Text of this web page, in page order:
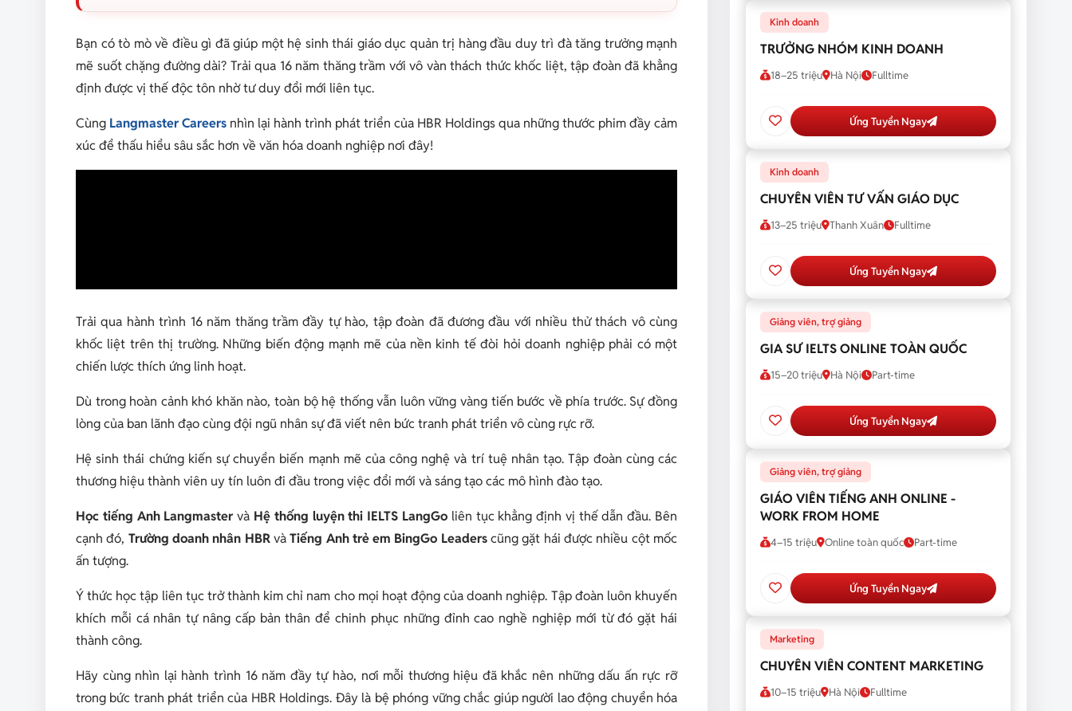
Bạn có tò mò về điều gì đã giúp một hệ sinh thái giáo dục quản trị hàng đầu duy trì đà tăng trưởng mạnh
mẽ suốt chặng đường dài? Trải qua 16 năm thăng trầm với vô vàn thách thức khốc liệt, tập đoàn đã khẳng
định được vị thế độc tôn nhờ tư duy đổi mới liên tục.
Cùng Langmaster Careers nhìn lại hành trình phát triển của HBR Holdings qua những thước phim đầy cảm
xúc để thấu hiểu sâu sắc hơn về văn hóa doanh nghiệp nơi đây!
Trải qua hành trình 16 năm thăng trầm đầy tự hào, tập đoàn đã đương đầu với nhiều thử thách vô cùng
khốc liệt trên thị trường. Những biến động mạnh mẽ của nền kinh tế đòi hỏi doanh nghiệp phải có một
chiến lược thích ứng linh hoạt.
Dù trong hoàn cảnh khó khăn nào, toàn bộ hệ thống vẫn luôn vững vàng tiến bước về phía trước. Sự đồng
lòng của ban lãnh đạo cùng đội ngũ nhân sự đã viết nên bức tranh phát triển vô cùng rực rỡ.
Hệ sinh thái chứng kiến sự chuyển biến mạnh mẽ của công nghệ và trí tuệ nhân tạo. Tập đoàn cùng các
thương hiệu thành viên uy tín luôn đi đầu trong việc đổi mới và sáng tạo các mô hình đào tạo.
Học tiếng Anh Langmastervà Hệ thống luyện thi IELTS LangGoliên tục khẳng định vị thế dẫn đầu. Bên
cạnh đó, Trường doanh nhân HBRvàTiếng Anh trẻ em BingGo Leaderscũng gặt hái được nhiều cột mốc
ấn tượng.
Ý thức học tập liên tục trở thành kim chỉ nam cho mọi hoạt động của doanh nghiệp. Tập đoàn luôn khuyến
khích mỗi cá nhân tự nâng cấp bản thân để chinh phục những đỉnh cao nghề nghiệp mới từ đó gặt hái
thành công.
Hãy cùng nhìn lại hành trình 16 năm đầy tự hào, nơi mỗi thương hiệu đã khắc nên những dấu ấn rực rỡ
trong bức tranh phát triển của HBR Holdings. Đây là bệ phóng vững chắc giúp người lao động chuyển hóa
Kinh doanh
TRƯỞNG NHÓM KINH DOANH
18–25 triệu Hà Nội Fulltime
Ứng Tuyển Ngay
Kinh doanh
CHUYÊN VIÊN TƯ VẤN GIÁO DỤC
13–25 triệu Thanh Xuân Fulltime
Ứng Tuyển Ngay
Giảng viên, trợ giảng
GIA SƯ IELTS ONLINE TOÀN QUỐC
15–20 triệu Hà Nội Part-time
Ứng Tuyển Ngay
Giảng viên, trợ giảng
GIÁO VIÊN TIẾNG ANH ONLINE -
WORK FROM HOME
4–15 triệu Online toàn quốc Part-time
Ứng Tuyển Ngay
Marketing
CHUYÊN VIÊN CONTENT MARKETING
10–15 triệu Hà Nội Fulltime